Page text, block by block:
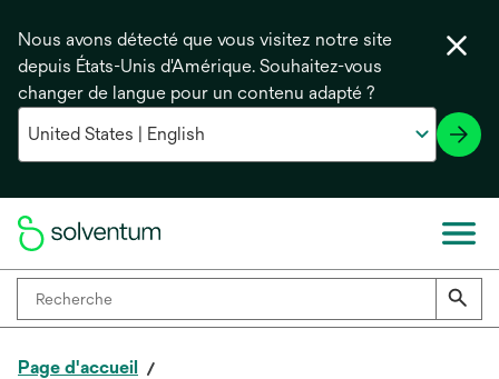
Nous avons détecté que vous visitez notre site
depuis États-Unis d'Amérique. Souhaitez-vous
changer de langue pour un contenu adapté ?
Page d'accueil